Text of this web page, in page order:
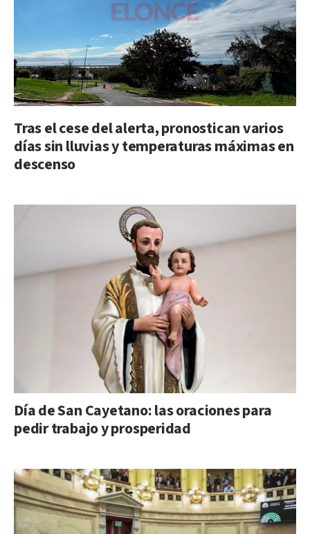
Tras el cese del alerta, pronostican varios
días sin lluvias y temperaturas máximas en
descenso
Día de San Cayetano: las oraciones para
pedir trabajo y prosperidad